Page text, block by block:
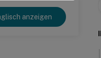
anzeigen